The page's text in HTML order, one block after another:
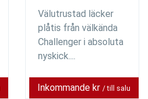
Välutrustad läcker
plåtis från välkända
Challenger i absoluta
nyskick....
Inkommande kr / till salu